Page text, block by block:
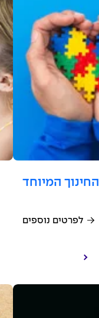
המיוחד